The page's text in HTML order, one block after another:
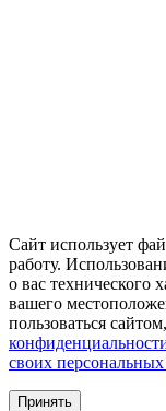
Сайт использует
работу.
о вас технического
вашего
пользоваться
своих
Принять